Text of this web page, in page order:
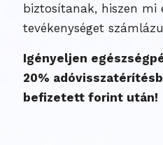
biztosítanak, hiszen mi
tevékenységet
Igényeljen
20%
befizetett forint után!